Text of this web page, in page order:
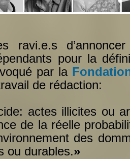
ravi.e.s
pour la
par la
de rédaction:
actes illicites ou
de la réelle
des
ou durables.»